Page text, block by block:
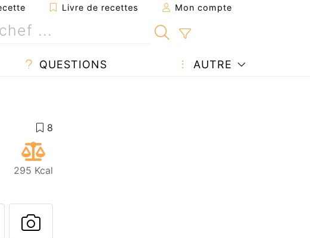
Livre de recettes Mon compte
QUESTIONS AUTRE
295 Kcal
recette à un ami
cette page
Poser une question à l'auteur